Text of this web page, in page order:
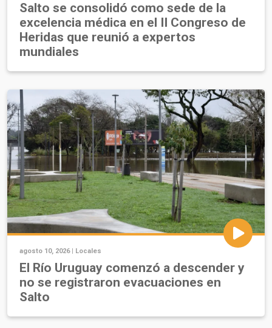
Salto se consolidó como sede de la
excelencia médica en el II Congreso de
Heridas que reunió a expertos
mundiales
agosto 10, 2026 | Locales
El Río Uruguay comenzó a descender y
no se registraron evacuaciones en
Salto